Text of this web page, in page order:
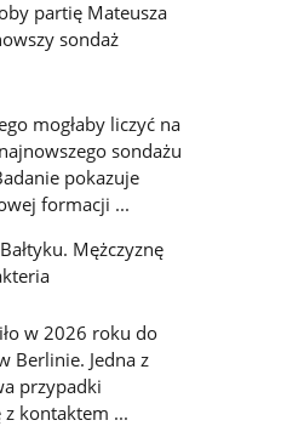
partię Mateusza
sondaż
mogłaby liczyć na
sondażu
pokazuje
formacji ...
Mężczyznę
w 2026 roku do
Berlinie. Jedna z
przypadki
z kontaktem ...